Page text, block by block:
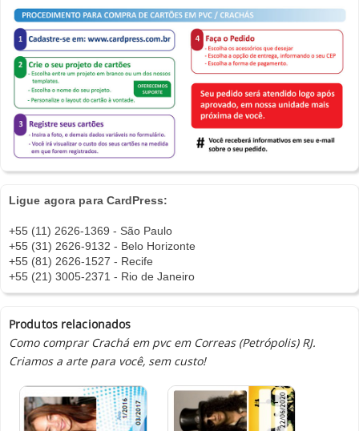
Ligue agora para CardPress:
+55 (11) 2626-1369 - São Paulo
+55 (31) 2626-9132 - Belo Horizonte
+55 (81) 2626-1527 - Recife
+55 (21) 3005-2371 - Rio de Janeiro
Produtos relacionados
Como comprar Crachá em pvc em Correas (Petrópolis) RJ.
Criamos a arte para você, sem custo!